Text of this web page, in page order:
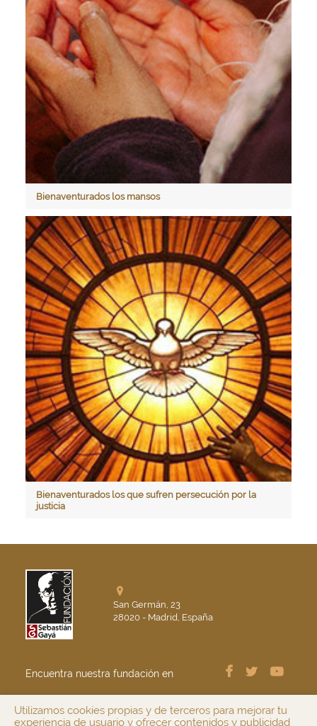
Bienaventurados los mansos
Bienaventurados los que sufren persecución por la
justicia
San Germán, 23
28020 - Madrid, España
Encuentra nuestra fundación en
CONTACTO
Utilizamos cookies propias y de terceros para mejorar tu
experiencia de usuario y ofrecer contenidos y publicidad